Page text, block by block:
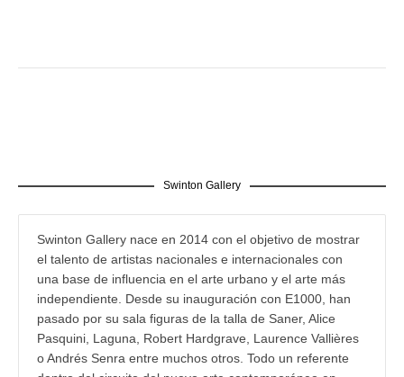
Swinton Gallery
Swinton Gallery nace en 2014 con el objetivo de mostrar
el talento de artistas nacionales e internacionales con
una base de influencia en el arte urbano y el arte más
independiente. Desde su inauguración con E1000, han
pasado por su sala figuras de la talla de Saner, Alice
Pasquini, Laguna, Robert Hardgrave, Laurence Vallières
o Andrés Senra entre muchos otros. Todo un referente